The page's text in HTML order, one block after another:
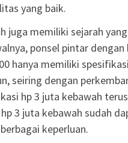
yang baik.
juga memiliki sejarah
ponsel pintar dengan
hanya memiliki
seiring dengan
hp 3 juta kebawah
3 juta kebawah sudah
keperluan.